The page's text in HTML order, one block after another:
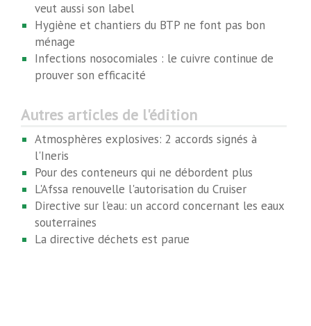
veut aussi son label
Hygiène et chantiers du BTP ne font pas bon
ménage
Infections nosocomiales : le cuivre continue de
prouver son efficacité
Autres articles de l'édition
Atmosphères explosives: 2 accords signés à
l'Ineris
Pour des conteneurs qui ne débordent plus
L'Afssa renouvelle l'autorisation du Cruiser
Directive sur l'eau: un accord concernant les eaux
souterraines
La directive déchets est parue